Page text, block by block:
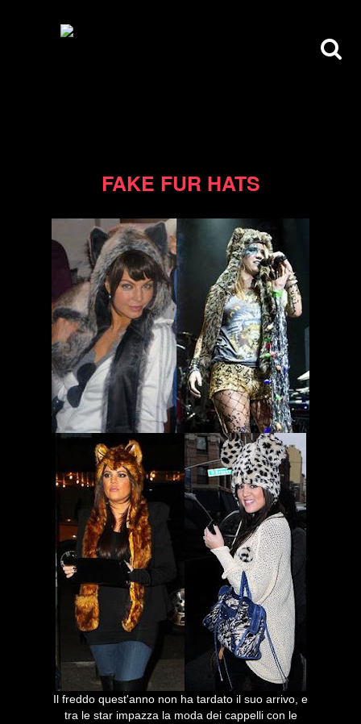
FAKE FUR HATS
Il freddo quest'anno non ha tardato il suo arrivo, e
tra le star impazza la moda dei cappelli con le